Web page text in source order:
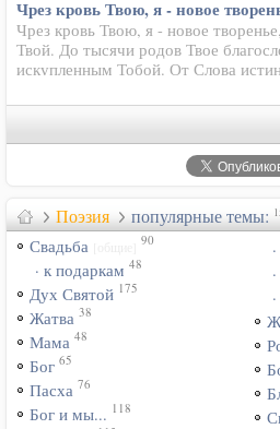
нет…
Чрез кровь Твою, я - новое
Чрез кровь Твою, я - новое
Твой. До тысячи родов Твое
искупленным Тобой. От Слова
не…
Поэзия популярные темы:
Свадьба 90
· к подаркам 48
Дух Святой 175
Жатва 38
Мама 48
Бог 65
Пасха 76
Бог и мы... 118